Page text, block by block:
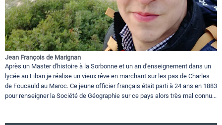
Jean François de Marignan
Après un Master d'histoire à la Sorbonne et un an d'enseignement dans un
lycée au Liban je réalise un vieux rêve en marchant sur les pas de Charles
de Foucauld au Maroc. Ce jeune officier français était parti à 24 ans en 1883
pour renseigner la Société de Géographie sur ce pays alors très mal connu...